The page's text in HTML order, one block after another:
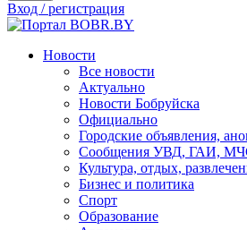
Вход / регистрация
Новости
Все новости
Актуально
Новости Бобруйска
Официально
Городские объявления,
Сообщения УВД, ГАИ,
Культура, отдых,
Бизнес и политика
Спорт
Образование